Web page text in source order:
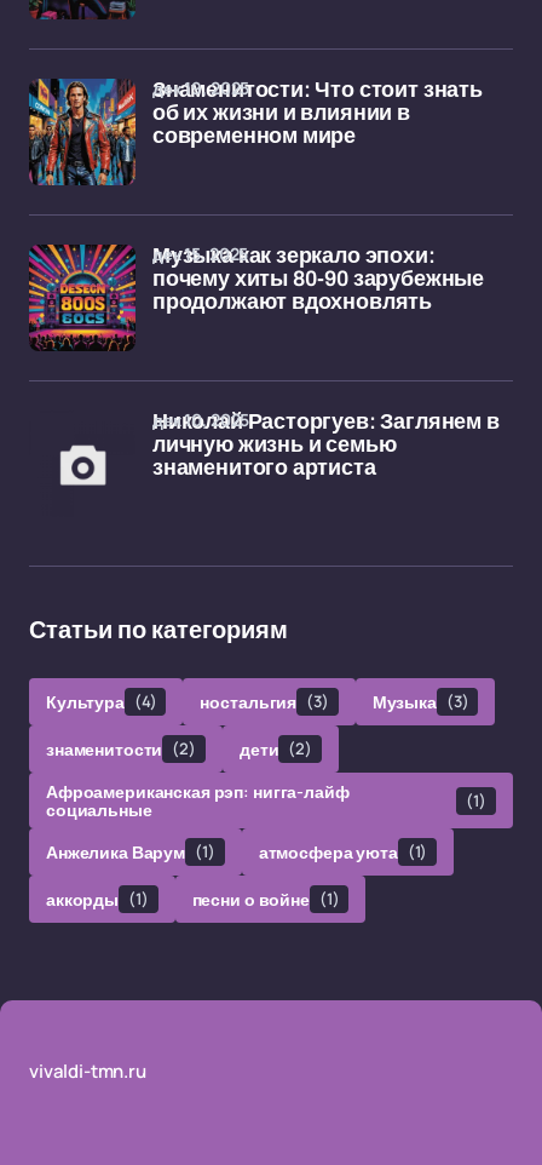
Знаменитости: Что стоит знать
об их жизни и влиянии в
современном мире
дек 19, 2025
Музыка как зеркало эпохи:
почему хиты 80-90 зарубежные
продолжают вдохновлять
дек 15, 2025
Николай Расторгуев: Заглянем в
личную жизнь и семью
знаменитого артиста
дек 10, 2025
Статьи по категориям
Культура (4) ностальгия (3) Музыка (3)
знаменитости (2) дети (2)
Афроамериканская рэп: нигга-лайф
социальные (1)
Анжелика Варум (1) атмосфера уюта (1)
аккорды (1) песни о войне (1)
vivaldi-tmn.ru